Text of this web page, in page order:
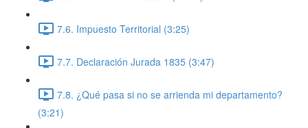
7.6. Impuesto Territorial (3:25)
7.7. Declaración Jurada 1835 (3:47)
7.8. ¿Qué pasa si no se arrienda mi departamento?
(3:21)